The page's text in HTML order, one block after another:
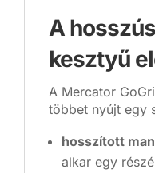
A
kesztyű
A Mercator
többet nyújt egy
hosszított
alkar egy